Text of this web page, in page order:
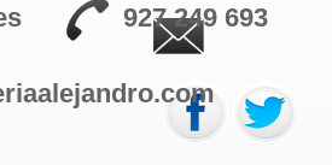
927 249 693